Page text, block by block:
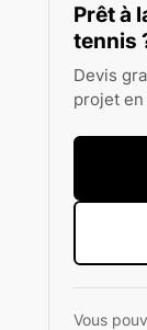
Prêt à
tennis
Devis
projet
Vous